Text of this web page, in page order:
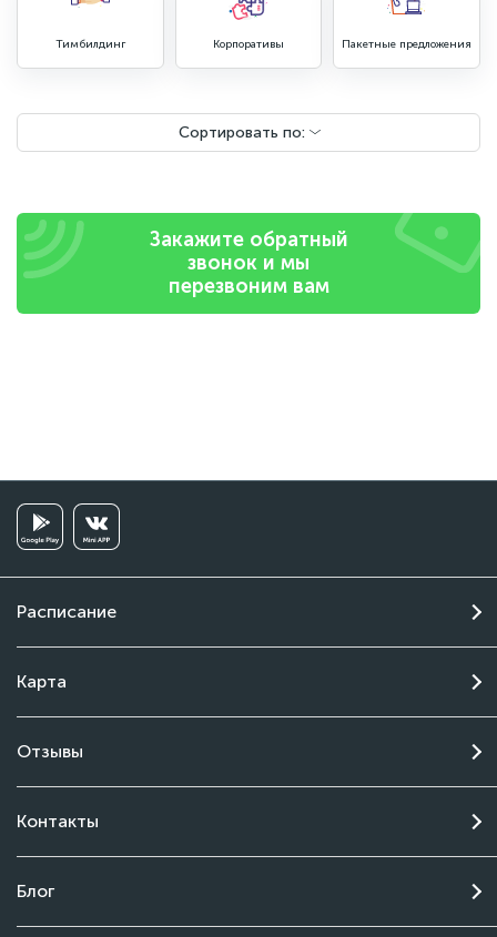
Тимбилдинг Корпоративы Пакетные предложения
Сортировать по:
Закажите обратный
звонок и мы
перезвоним вам
Расписание
Карта
Отзывы
Контакты
Блог